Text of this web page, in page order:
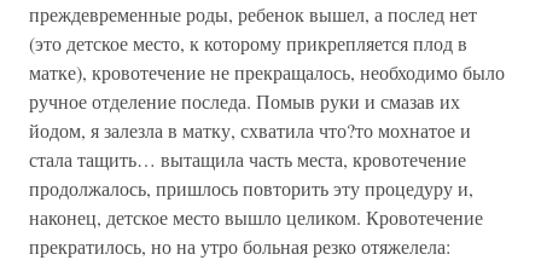
преждевременные роды, ребенок вышел, а послед нет
(это детское место, к которому прикрепляется плод в
матке), кровотечение не прекращалось, необходимо было
ручное отделение последа. Помыв руки и смазав их
йодом, я залезла в матку, схватила что?то мохнатое и
стала тащить… вытащила часть места, кровотечение
продолжалось, пришлось повторить эту процедуру и,
наконец, детское место вышло целиком. Кровотечение
прекратилось, но на утро больная резко отяжелела: